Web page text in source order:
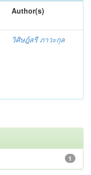
Author(s)
วิศิษฎ์สรี ภาวะกุล
1